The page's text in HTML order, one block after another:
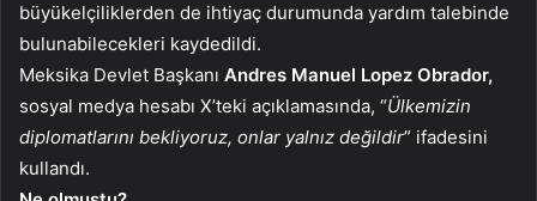
büyükelçiliklerden de ihtiyaç durumunda yardım talebinde
bulunabilecekleri kaydedildi.
Meksika Devlet Başkanı Andres Manuel Lopez Obrador,
sosyal medya hesabı X’teki açıklamasında, “Ülkemizin
diplomatlarını bekliyoruz, onlar yalnız değildir” ifadesini
kullandı.